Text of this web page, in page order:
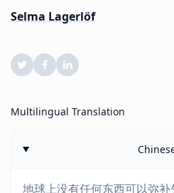
Selma Lagerlöf
Multilingual Translation
地球上没有任何东西可以弥